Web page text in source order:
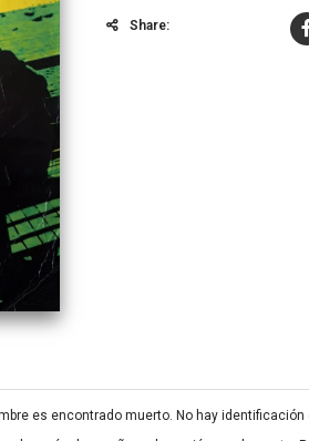
Share:
es encontrado muerto. No hay